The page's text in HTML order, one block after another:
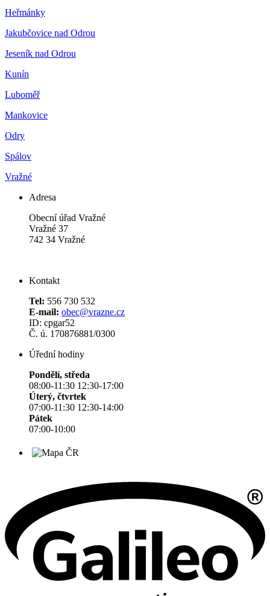
Heřmánky
Jakubčovice nad Odrou
Jeseník nad Odrou
Kunín
Luboměř
Mankovice
Odry
Spálov
Vražné
Adresa
Obecní úřad Vražné
Vražné 37
742 34 Vražné
Kontakt
Tel: 556 730 532
E-mail: obec@vrazne.cz
ID: cpgar52
Č. ú. 170876881/0300
Úřední hodiny
Pondělí, středa
08:00-11:30 12:30-17:00
Úterý, čtvrtek
07:00-11:30 12:30-14:00
Pátek
07:00-10:00